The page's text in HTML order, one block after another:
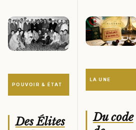
POUVOIR & ÉTAT
Des Élites
LA UNE
Du code